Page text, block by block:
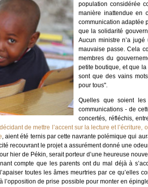
population considérée
manière inattendue en
communication adaptée
que la solidarité
Aucun ministre n’a
mauvaise passe. Cela
membres du
petite boutique, et que
sont que des vains
pour tous".
Quelles que soient
communications - de
concertés, réfléchis,
de mettre l’accent sur la lecture et
, aient été ternis par cette navrante polémique qui
recouvrant le projet a assurément donné une
hier de Pékin, serait porteur d’une heureuse
compte que les parents ont du mal déjà à
toutes les âmes meurtries par ce qu’elles
l’opposition de prise possible pour monter en